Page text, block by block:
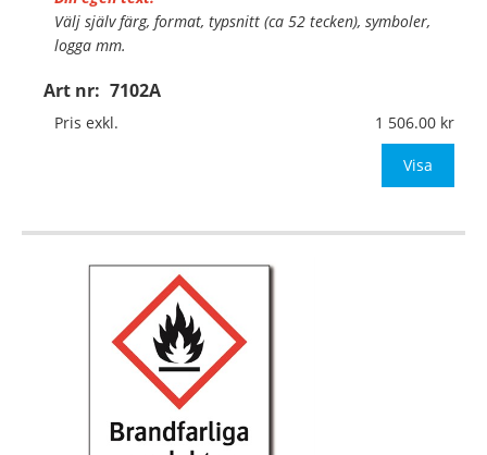
Art nr: 7102A
Välj själv färg, format, typsnitt (ca 52 tecken), symboler,
logga mm.
Material:Plan aluminium, 0,7mm (väggmontage)
Mått:420x594mm (eller annat mått upp till 0,25m²)
Pris exkl. 1 506.00
Visa